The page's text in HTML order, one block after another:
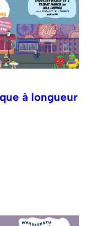
à longueur